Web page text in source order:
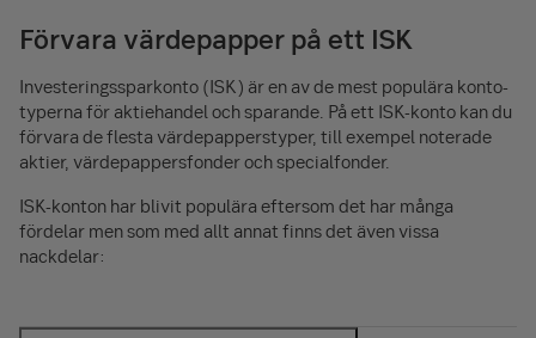
Förvara värdepapper på ett ISK
Investerings­sparkonto (ISK) är en av de mest populära konto­
typerna för aktie­handel och sparande. På ett ISK-konto kan du
förvara de flesta värde­papperstyper, till exempel noterade
aktier, värde­pappers­fonder och special­fonder.
ISK-konton har blivit populära eftersom det har många
fördelar men som med allt annat finns det även vissa
nackdelar: